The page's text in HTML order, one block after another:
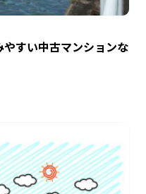
すい中古マンションな